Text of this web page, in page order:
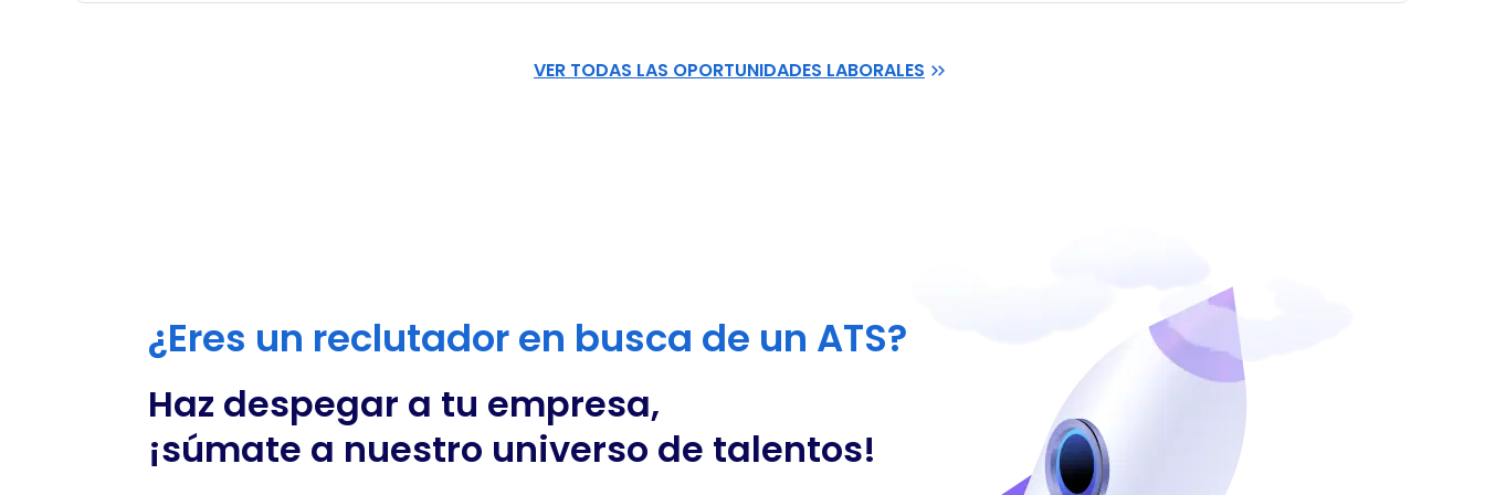
VER TODAS LAS OPORTUNIDADES LABORALES
¿Eres un reclutador en busca de un ATS?
Haz despegar a tu empresa,
¡súmate a nuestro universo de talentos!